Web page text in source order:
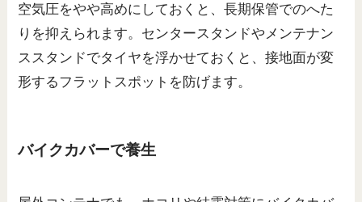
空気圧をやや高めにしておくと、長期保管でのへた
りを抑えられます。センタースタンドやメンテナン
ススタンドでタイヤを浮かせておくと、接地面が変
形するフラットスポットを防げます。
バイクカバーで養生